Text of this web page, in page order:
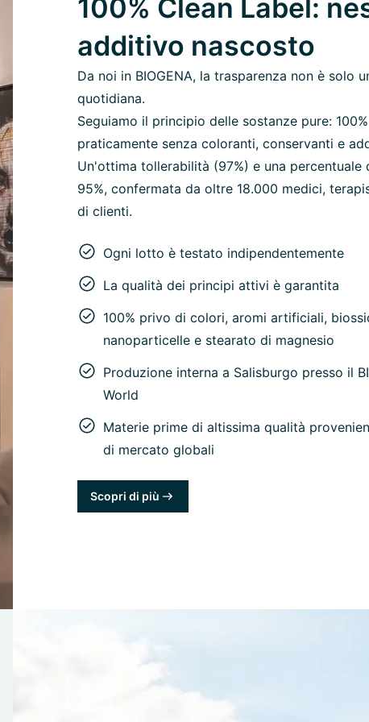
100% Clean Label:
additivo nascosto
Da noi in BIOGENA, la trasparenza non è solo
quotidiana.
Seguiamo il principio delle sostanze pure:
praticamente senza coloranti, conservanti e
Un'ottima tollerabilità (97%) e una percentuale
95%, confermata da oltre 18.000 medici,
di clienti.
Ogni lotto è testato indipendentemente
La qualità dei principi attivi è garantita
100% privo di colori, aromi artificiali,
nanoparticelle e stearato di magnesio
Produzione interna a Salisburgo presso il
World
Materie prime di altissima qualità
di mercato globali
Scopri di più